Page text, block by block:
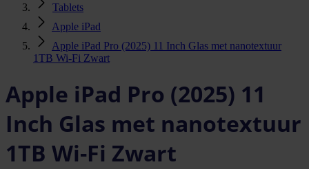
Tablets
Apple iPad
Apple iPad Pro (2025) 11 Inch Glas met nanotextuur
1TB Wi-Fi Zwart
Apple iPad Pro (2025) 11
Inch Glas met nanotextuur
1TB Wi-Fi Zwart